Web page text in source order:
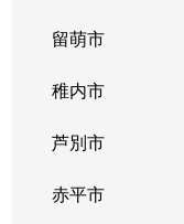
留萌市
稚内市
芦別市
赤平市